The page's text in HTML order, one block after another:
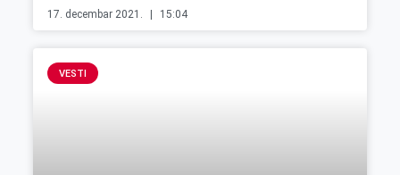
17. decembar 2021. 15:04
VESTI